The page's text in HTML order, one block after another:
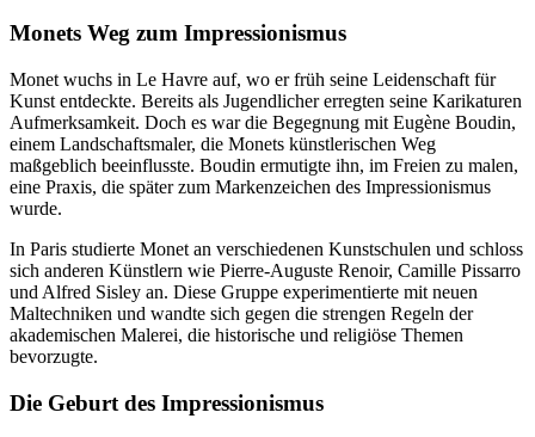
Monets Weg zum Impressionismus
Monet wuchs in Le Havre auf, wo er früh seine Leidenschaft für
Kunst entdeckte. Bereits als Jugendlicher erregten seine Karikaturen
Aufmerksamkeit. Doch es war die Begegnung mit Eugène Boudin,
einem Landschaftsmaler, die Monets künstlerischen Weg
maßgeblich beeinflusste. Boudin ermutigte ihn, im Freien zu malen,
eine Praxis, die später zum Markenzeichen des Impressionismus
wurde.
In Paris studierte Monet an verschiedenen Kunstschulen und schloss
sich anderen Künstlern wie Pierre-Auguste Renoir, Camille Pissarro
und Alfred Sisley an. Diese Gruppe experimentierte mit neuen
Maltechniken und wandte sich gegen die strengen Regeln der
akademischen Malerei, die historische und religiöse Themen
bevorzugte.
Die Geburt des Impressionismus